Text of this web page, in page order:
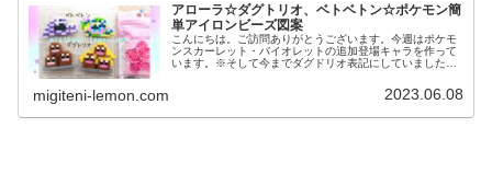
アローラ☆ダグトリオ、ベトベトン☆ポケモン簡
単アイロンビーズ図案
こんにちは。ご訪問ありがとうございます。今週はポケモ
ンスカーレット・バイオレットの追加登場キャラを作って
います。※そして今までダグドリオ表記にしていました。
migiteni-lemon.com 2023.06.08